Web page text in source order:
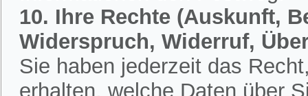
10. Ihre Rechte (Auskunft,
Widerspruch, Widerruf,
Sie haben jederzeit das
erhalten, welche Daten über